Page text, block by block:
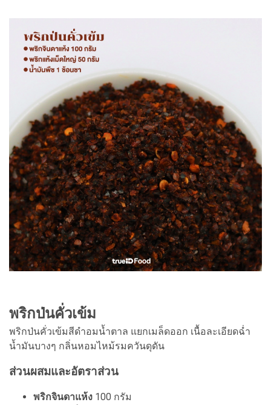
พริกป่นคั่วเข้ม
พริกป่นคั่วเข้มสีดำอมน้ำตาล แยกเมล็ดออก เนื้อละเอียดฉ่ำ
น้ำมันบางๆ กลิ่นหอมไหม้รมควันดุดัน
ส่วนผสมและอัตราส่วน
พริกจินดาแห้ง 100 กรัม